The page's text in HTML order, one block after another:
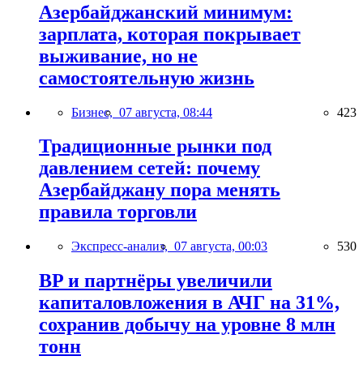
Азербайджанский минимум:
зарплата, которая покрывает
выживание, но не
самостоятельную жизнь
Бизнес, 07 августа, 08:44 423
Традиционные рынки под
давлением сетей: почему
Азербайджану пора менять
правила торговли
Экспресс-анализ, 07 августа, 00:03 530
BP и партнёры увеличили
капиталовложения в АЧГ на 31%,
сохранив добычу на уровне 8 млн
тонн